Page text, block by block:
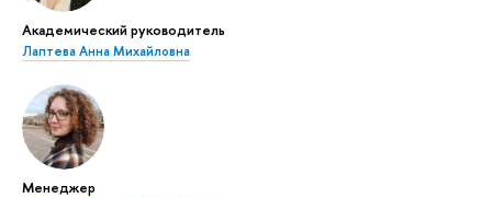
Академический руководитель
Лаптева Анна Михайловна
Менеджер